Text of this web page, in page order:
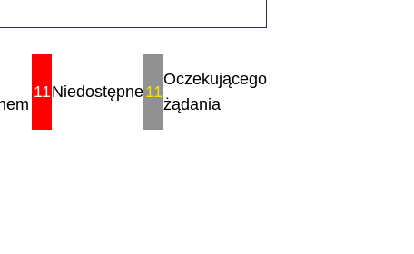
11Niedostępne11
Oczekującego
żądania